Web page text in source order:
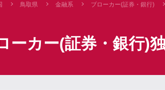
鳥取県 金融系 ブローカー(証券・銀行)
ーカー(証券・銀行)